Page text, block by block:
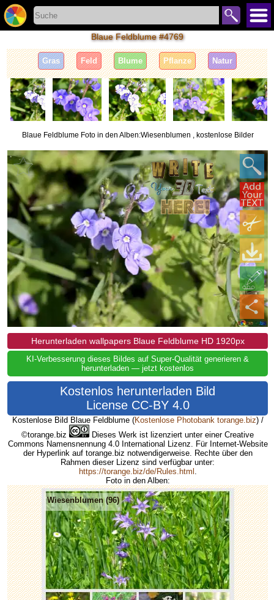
Blaue Feldblume #4769
Gras Feld Blume Pflanze Natur
Blaue Feldblume Foto in den Alben:Wiesenblumen , kostenlose Bilder
Herunterladen wallpapers Blaue Feldblume HD 1920px
KI-Verbesserung dieses Bildes auf Super-Qualität generieren &
herunterladen — jetzt kostenlos
Kostenlos herunterladen Bild
License CC-BY 4.0
Kostenlose Bild Blaue Feldblume (Kostenlose Photobank torange.biz) /
©torange.biz
Dieses Werk ist lizenziert unter einer Creative
Commons Namensnennung 4.0 International Lizenz. Für Internet-Website
der Hyperlink auf torange.biz notwendigerweise. Rechte über den
Rahmen dieser Lizenz sind verfügbar unter:
https://torange.biz/de/Rules.html
Foto in den Alben:
Wiesenblumen (96)